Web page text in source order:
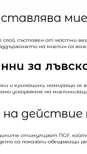
съставен от мастни
на миелин са
за
и еринацини, намиращи се
ускоряване на
на действие
стимулират NGF,
са показали обещаващи